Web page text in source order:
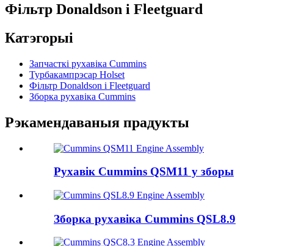
Фільтр Donaldson і Fleetguard
Катэгорыі
Запчасткі рухавіка Cummins
Турбакампрэсар Holset
Фільтр Donaldson і Fleetguard
Зборка рухавіка Cummins
Рэкамендаваныя прадукты
Рухавік Cummins QSM11 у зборы
Зборка рухавіка Cummins QSL8.9